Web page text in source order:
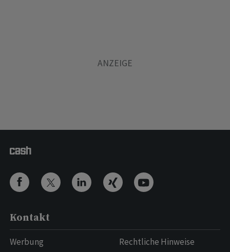
Kontakt
Werbung
Rechtliche Hinweise